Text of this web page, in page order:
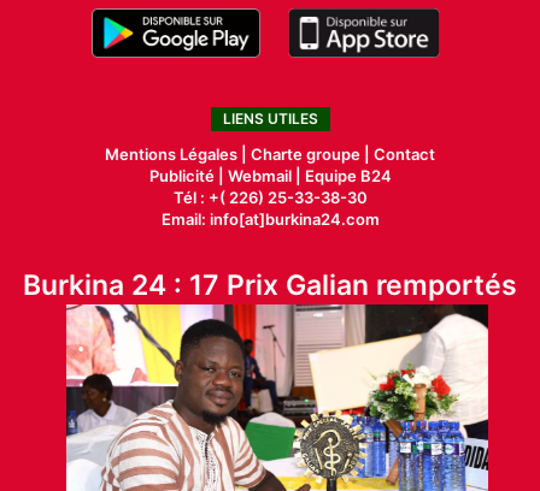
LIENS UTILES
Mentions Légales | Charte groupe | Contact
Publicité| Webmail |
Equipe B24
Tél : +( 226) 25-33-38-30
Email: info[at]burkina24.com
Burkina 24 : 17 Prix Galian remportés